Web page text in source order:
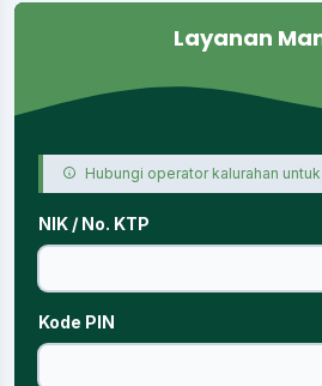
Layanan
Hubungi operator kalurahan
NIK / No. KTP
Kode PIN